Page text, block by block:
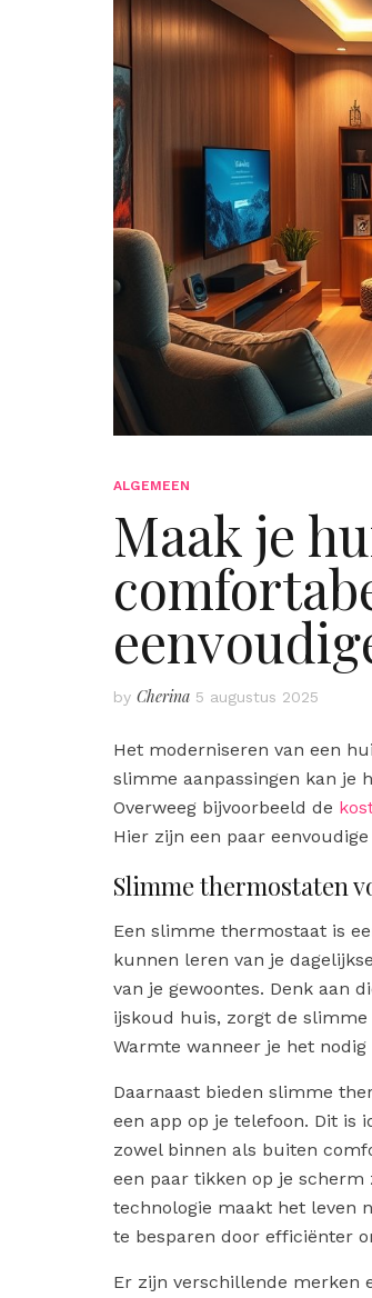
ALGEMEEN
Maak je
by Cherina 5 augustus 2025
Het moderniseren van een
slimme aanpassingen kan je
Overweeg bijvoorbeeld de
Hier zijn een paar
Slimme thermostaten
Een slimme thermostaat is
kunnen leren van je
van je gewoontes. Denk aan
ijskoud huis, zorgt de
Warmte wanneer je het
Daarnaast bieden slimme
een app op je telefoon. Dit is
zowel binnen als buiten
een paar tikken op je
technologie maakt het leven
te besparen door efficiënter
Er zijn verschillende merken